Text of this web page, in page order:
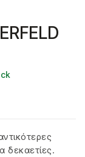
δεκαετίες.